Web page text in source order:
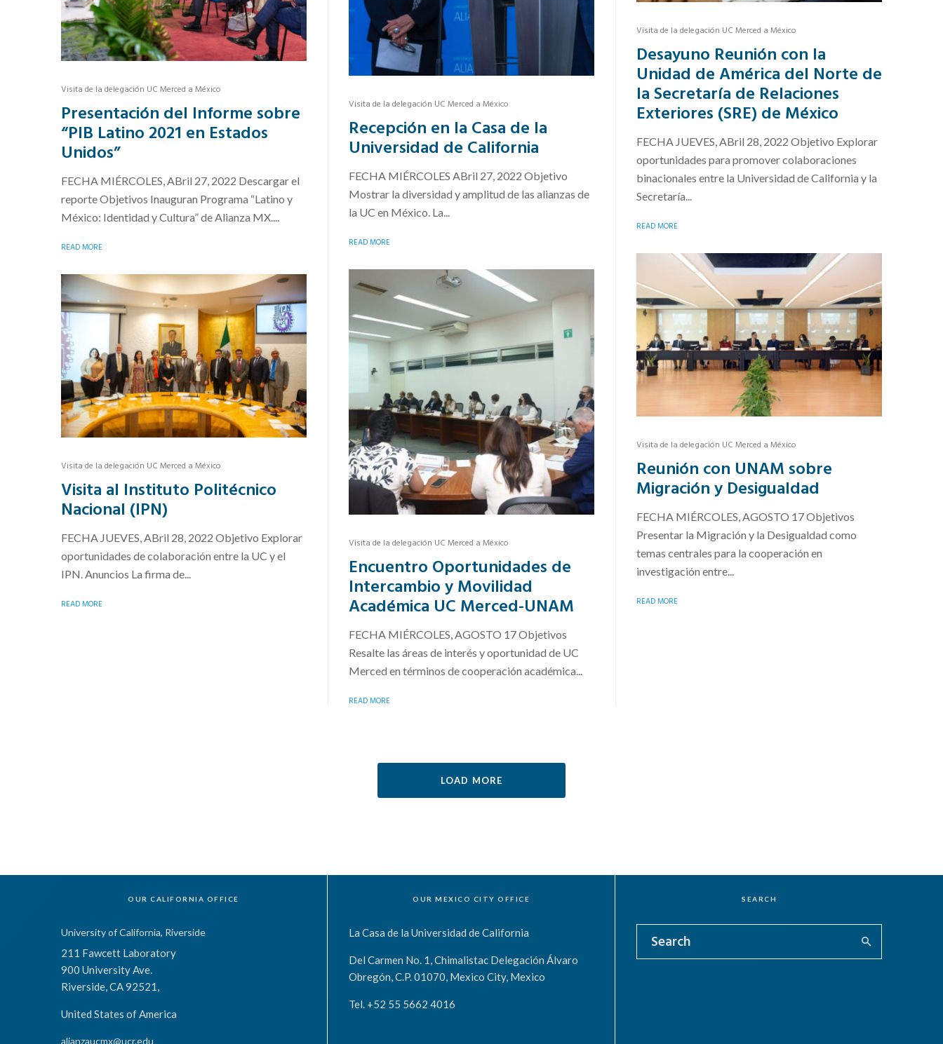
Visita de la delegación UC Merced a México
Presentación del Informe sobre
“PIB Latino 2021 en Estados
Unidos”
FECHA MIÉRCOLES, ABril 27, 2022 Descargar el
reporte Objetivos Inauguran Programa “Latino y
México: Identidad y Cultura” de Alianza MX....
READ MORE
Visita de la delegación UC Merced a México
Visita al Instituto Politécnico
Nacional (IPN)
FECHA JUEVES, ABril 28, 2022 Objetivo Explorar
oportunidades de colaboración entre la UC y el
IPN. Anuncios La firma de...
READ MORE
Visita de la delegación UC Merced a México
Recepción en la Casa de la
Universidad de California
FECHA MIÉRCOLES ABril 27, 2022 Objetivo
Mostrar la diversidad y amplitud de las alianzas de
la UC en México. La...
READ MORE
Visita de la delegación UC Merced a México
Encuentro Oportunidades de
Intercambio y Movilidad
Académica UC Merced-UNAM
FECHA MIÉRCOLES, AGOSTO 17 Objetivos
Resalte las áreas de interés y oportunidad de UC
Merced en términos de cooperación académica...
READ MORE
Visita de la delegación UC Merced a México
Desayuno Reunión con la
Unidad de América del Norte de
la Secretaría de Relaciones
Exteriores (SRE) de México
FECHA JUEVES, ABril 28, 2022 Objetivo Explorar
oportunidades para promover colaboraciones
binacionales entre la Universidad de California y la
Secretaría...
READ MORE
Visita de la delegación UC Merced a México
Reunión con UNAM sobre
Migración y Desigualdad
FECHA MIÉRCOLES, AGOSTO 17 Objetivos
Presentar la Migración y la Desigualdad como
temas centrales para la cooperación en
investigación entre...
READ MORE
LOAD MORE
OUR CALIFORNIA OFFICE
University of California, Riverside
211 Fawcett Laboratory
900 University Ave.
Riverside, CA 92521,
United States of America
alianzaucmx@ucr.edu
OUR MEXICO CITY OFFICE
La Casa de la Universidad de California
Del Carmen No. 1, Chimalistac Delegación Álvaro
Obregón, C.P. 01070, Mexico City, Mexico
Tel. +52 55 5662 4016
SEARCH